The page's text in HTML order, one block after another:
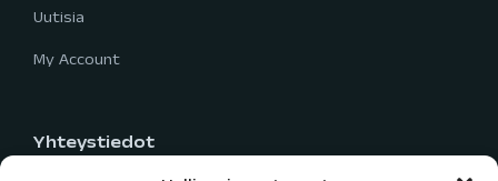
Uutisia
My Account
Yhteystiedot